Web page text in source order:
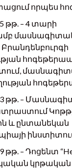
որպես
թթ. – 4 տարի
Բրանդենբուրգի
թթ. –
և ընտանեկան
թթ. – Դոցենտ
կրթական